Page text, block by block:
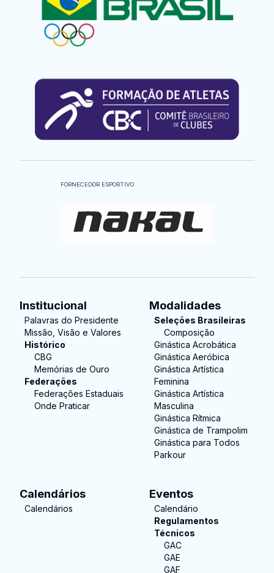
FORNECEDOR ESPORTIVO
Institucional
Palavras do Presidente
Missão, Visão e Valores
Histórico
CBG
Memórias de Ouro
Federações
Federações Estaduais
Onde Praticar
Modalidades
Seleções Brasileiras
Composição
Ginástica Acrobática
Ginástica Aeróbica
Ginástica Artística
Feminina
Ginástica Artística
Masculina
Ginástica Rítmica
Ginástica de Trampolim
Ginástica para Todos
Parkour
Calendários
Calendários
Eventos
Calendário
Regulamentos
Técnicos
GAC
GAE
GAF